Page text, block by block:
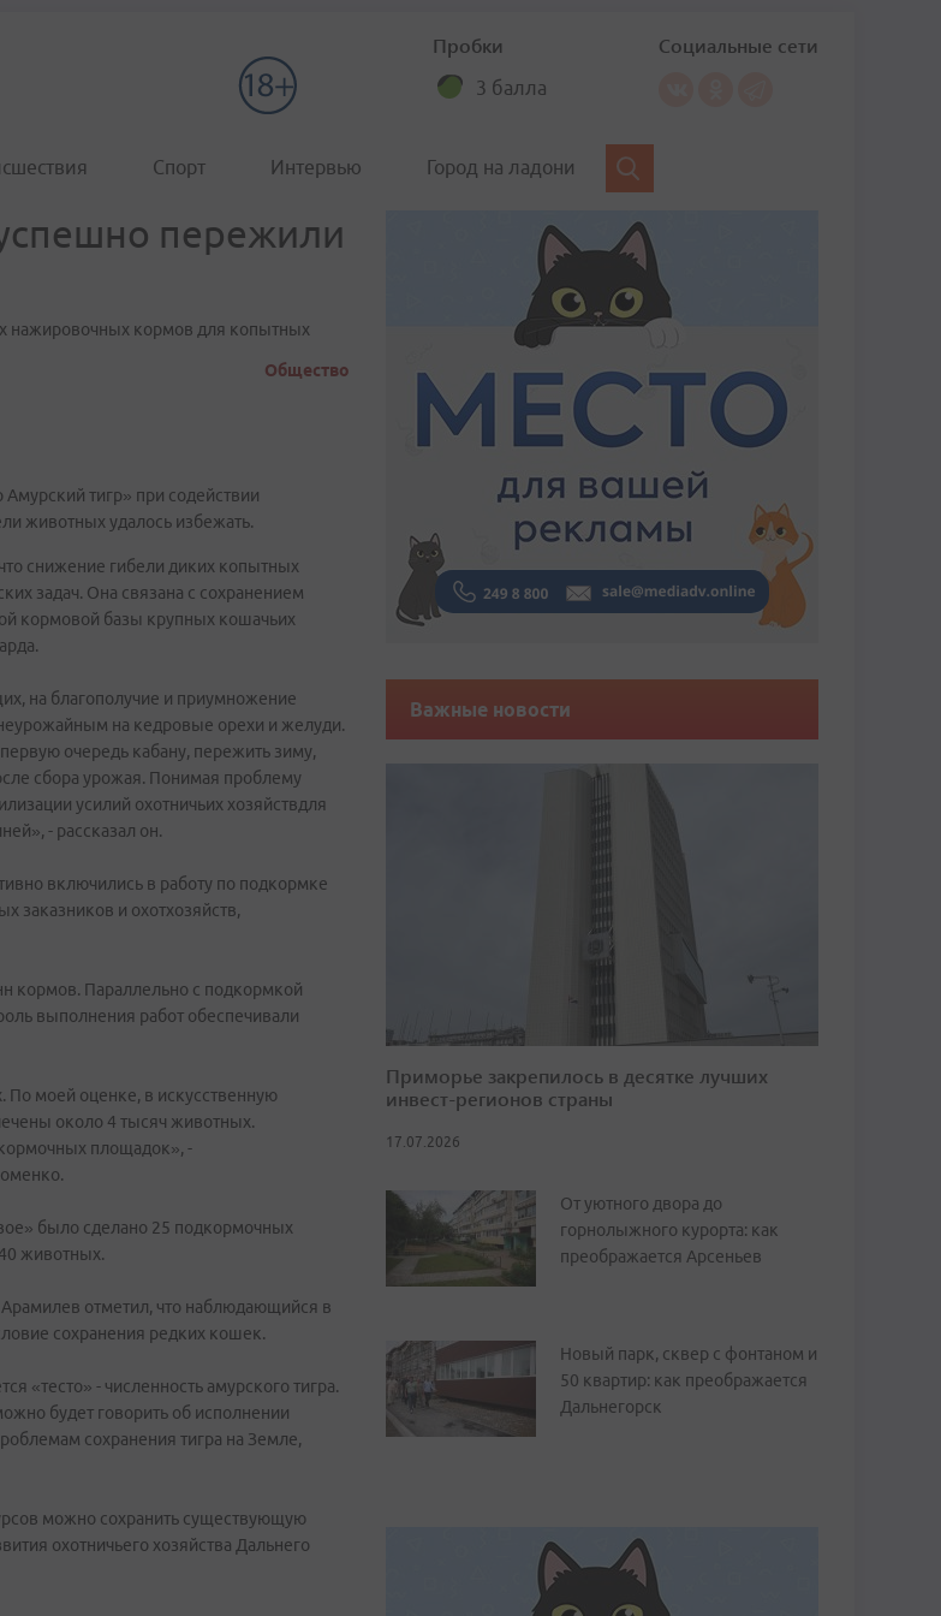
Пробки
3 балла
Социальные сети
Спорт Интервью Город на ладони
пережили
нажировочных кормов для копытных
Общество
тигр» при содействии
животных удалось избежать.
снижение гибели диких копытных
задач. Она связана с сохранением
кормовой базы крупных кошачьих
на благополучие и приумножение
на кедровые орехи и желуди.
очередь кабану, пережить зиму,
сбора урожая. Понимая проблему
усилий охотничьих хозяйствдля
- рассказал он.
включились в работу по подкормке
заказников и охотхозяйств,
кормов. Параллельно с подкормкой
выполнения работ обеспечивали
По моей оценке, в искусственную
около 4 тысяч животных.
площадок», -
было сделано 25 подкормочных
животных.
отметил, что наблюдающийся в
сохранения редких кошек.
«тесто» - численность амурского тигра.
будет говорить об исполнении
сохранения тигра на Земле,
можно сохранить существующую
охотничьего хозяйства Дальнего
Важные новости
Приморье закрепилось в десятке лучших
инвест-регионов страны
17.07.2026
От уютного двора до
горнолыжного курорта: как
преображается Арсеньев
Новый парк, сквер с фонтаном и
50 квартир: как преображается
Дальнегорск